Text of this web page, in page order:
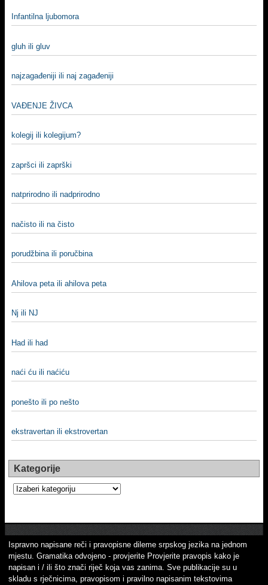
Infantilna ljubomora
gluh ili gluv
najzagađeniji ili naj zagađeniji
VAĐENJE ŽIVCA
kolegij ili kolegijum?
zapršci ili zaprški
natprirodno ili nadprirodno
načisto ili na čisto
porudžbina ili poručbina
Ahilova peta ili ahilova peta
Nj ili NJ
Had ili had
naći ću ili naćiću
ponešto ili po nešto
ekstravertan ili ekstrovertan
Kategorije
Kategorije
Ispravno napisane reči i pravopisne dileme srpskog jezika na jednom
mjestu. Gramatika odvojeno - provjerite Provjerite pravopis kako je
napisan i / ili što znači riječ koja vas zanima. Sve publikacije su u
skladu s rječnicima, pravopisom i pravilno napisanim tekstovima